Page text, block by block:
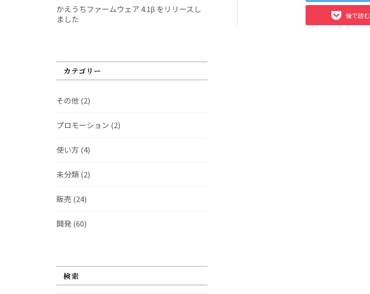
後で読む
かえうちファームウェア 4.1β をリリースし
ました
カテゴリー
その他 (2)
プロモーション (2)
使い方 (4)
未分類 (2)
販売 (24)
開発(60)
検索